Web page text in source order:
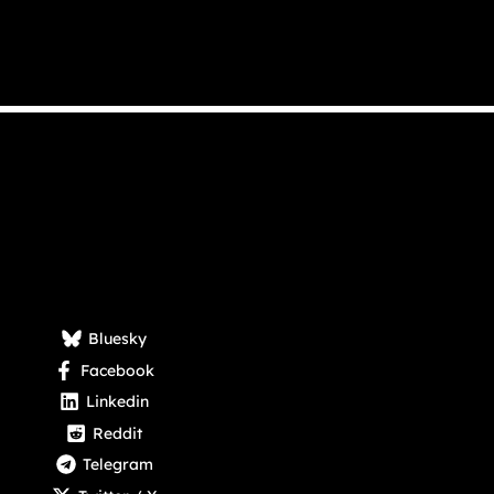
Bluesky
Facebook
Linkedin
Reddit
Telegram